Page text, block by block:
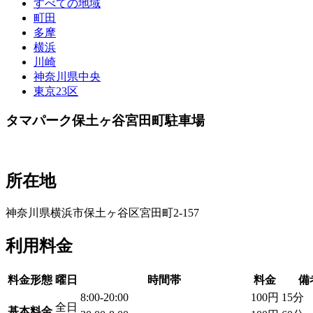
すべての地域
町田
多摩
横浜
川崎
神奈川県中央
東京23区
タマパーク保土ヶ谷宮田町駐車場
所在地
神奈川県横浜市保土ヶ谷区宮田町2-157
利用料金
料金形態 曜日 時間帯 料金 備
全日
8:00-20:00 100円 15分